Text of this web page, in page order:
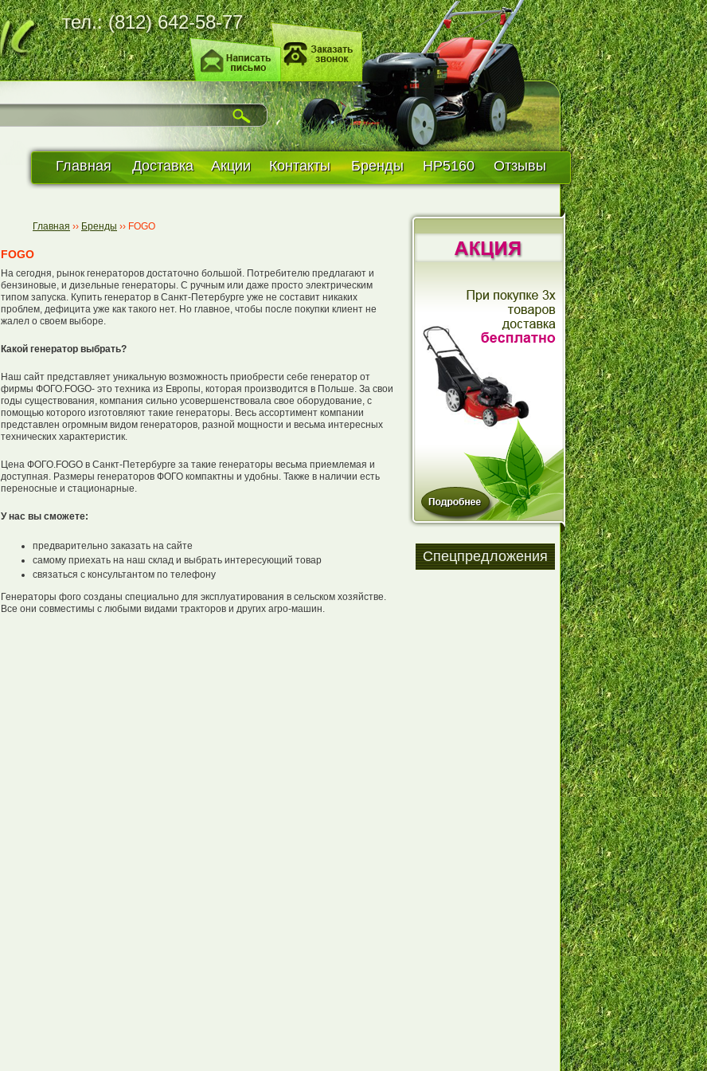
тел.: (812) 642-58-77
Главная Доставка Акции Контакты Бренды HP5160 Отзывы
Спецпредложения
Главная ›› Бренды ›› FOGO
FOGO
На сегодня, рынок генераторов достаточно большой. Потребителю предлагают и
бензиновые, и дизельные генераторы. С ручным или даже просто электрическим
типом запуска. Купить генератор в Санкт-Петербурге уже не составит никаких
проблем, дефицита уже как такого нет. Но главное, чтобы после покупки клиент не
жалел о своем выборе.
Какой генератор выбрать?
Наш сайт представляет уникальную возможность приобрести себе генератор от
фирмы ФОГО.FOGO- это техника из Европы, которая производится в Польше. За свои
годы существования, компания сильно усовершенствовала свое оборудование, с
помощью которого изготовляют такие генераторы. Весь ассортимент компании
представлен огромным видом генераторов, разной мощности и весьма интересных
технических характеристик.
Цена ФОГО.FOGO в Санкт-Петербурге за такие генераторы весьма приемлемая и
доступная. Размеры генераторов ФОГО компактны и удобны. Также в наличии есть
переносные и стационарные.
У нас вы сможете:
предварительно заказать на сайте
самому приехать на наш склад и выбрать интересующий товар
связаться с консультантом по телефону
Генераторы фого созданы специально для эксплуатирования в сельском хозяйстве.
Все они совместимы с любыми видами тракторов и других агро-машин.